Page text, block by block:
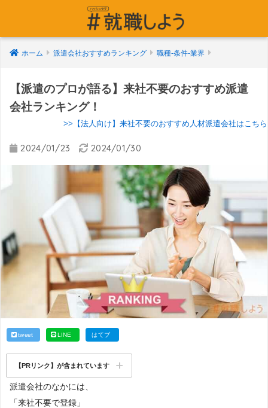
ホーム 派遣会社おすすめランキング 職種-条件-業界
【派遣のプロが語る】来社不要のおすすめ派遣
会社ランキング！
>>【法人向け】来社不要のおすすめ人材派遣会社はこちら
2024/01/23 2024/01/30
tweet LINE はてブ
【PRリンク】が含まれています
派遣会社のなかには、
「来社不要で登録」